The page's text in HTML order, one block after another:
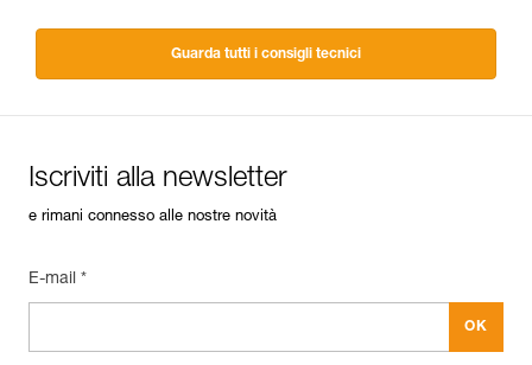
Guarda tutti i consigli tecnici
Iscriviti alla newsletter
e rimani connesso alle nostre novità
E-mail *